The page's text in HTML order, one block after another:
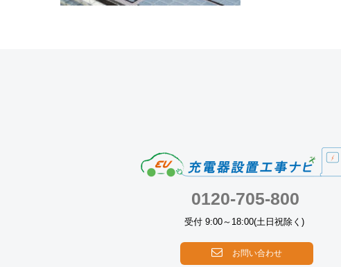
0120-705-800
受付 9:00～18:00(土日祝除く)
お問い合わせ